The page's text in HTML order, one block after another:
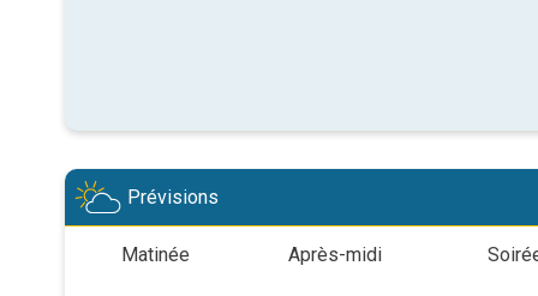
Prévisions
Matinée Après-midi